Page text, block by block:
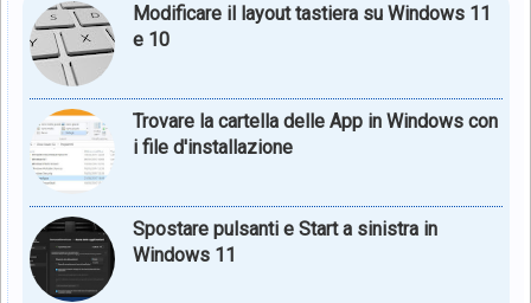
Modificare il layout tastiera su Windows 11
e 10
Trovare la cartella delle App in Windows con
i file d'installazione
Spostare pulsanti e Start a sinistra in
Windows 11